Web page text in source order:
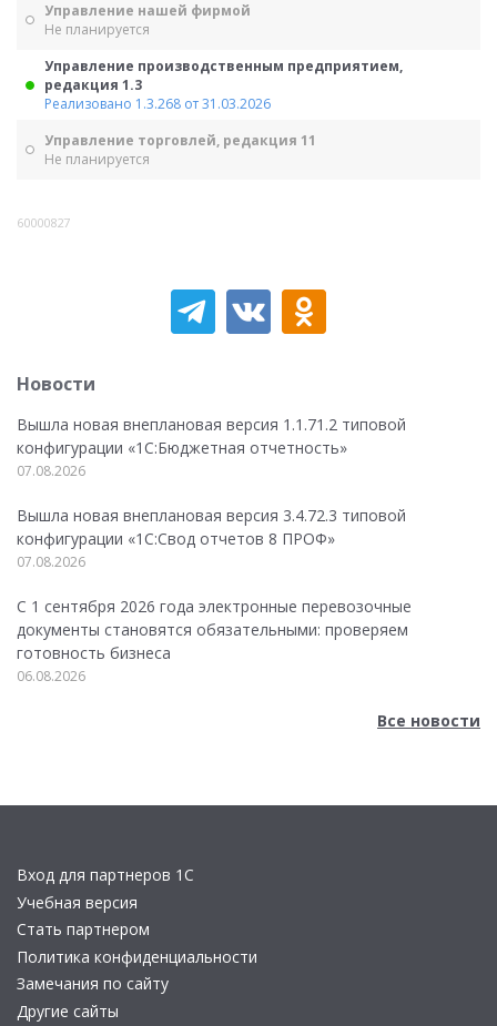
Управление нашей фирмой
Не планируется
Управление производственным предприятием,
редакция 1.3
Реализовано 1.3.268 от 31.03.2026
Управление торговлей, редакция 11
Не планируется
60000827
Новости
Вышла новая внеплановая версия 1.1.71.2 типовой
конфигурации «1C:Бюджетная отчетность»
07.08.2026
Вышла новая внеплановая версия 3.4.72.3 типовой
конфигурации «1C:Свод отчетов 8 ПРОФ»
07.08.2026
С 1 сентября 2026 года электронные перевозочные
документы становятся обязательными: проверяем
готовность бизнеса
06.08.2026
Все новости
Вход для партнеров 1С
Учебная версия
Стать партнером
Политика конфиденциальности
Замечания по сайту
Другие сайты